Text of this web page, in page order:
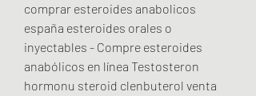
comprar esteroides anabolicos
españa esteroides orales o
inyectables - Compre esteroides
anabólicos en línea Testosteron
hormonu steroid clenbuterol venta